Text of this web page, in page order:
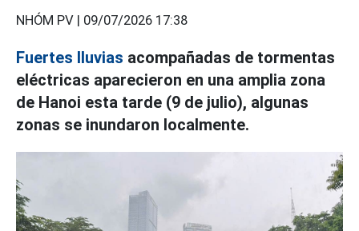
NHÓM PV | 09/07/2026 17:38
Fuertes lluvias acompañadas de tormentas
eléctricas aparecieron en una amplia zona
de Hanoi esta tarde (9 de julio), algunas
zonas se inundaron localmente.